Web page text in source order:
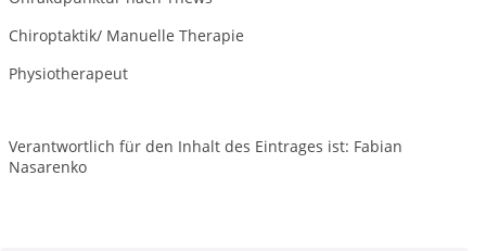
Chiroptaktik/ Manuelle Therapie
Physiotherapeut
Verantwortlich für den Inhalt des Eintrages ist: Fabian
Nasarenko